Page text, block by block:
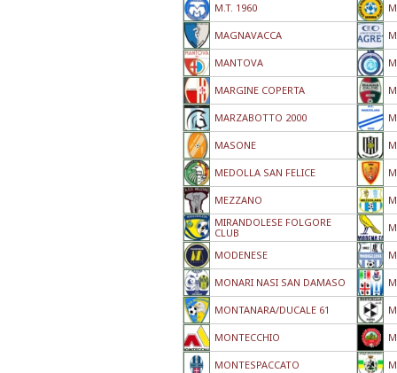
M.T. 1960
MAGNAVACCA
MANTOVA
MARGINE COPERTA
MARZABOTTO 2000
MASONE
MEDOLLA SAN FELICE
MEZZANO
MIRANDOLESE FOLGORE
CLUB
MODENESE
MONARI NASI SAN DAMASO
MONTANARA/DUCALE 61
MONTECCHIO
MONTESPACCATO